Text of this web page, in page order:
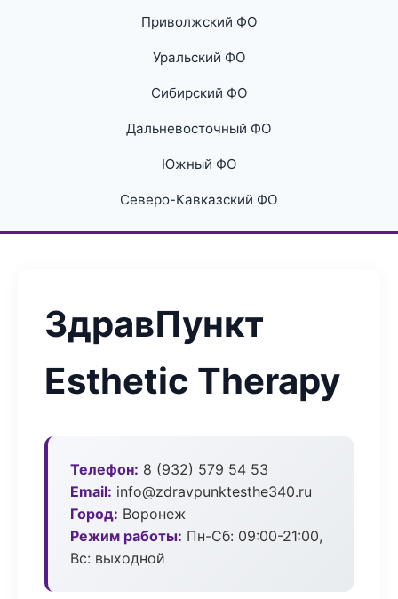
Приволжский ФО
Уральский ФО
Сибирский ФО
Дальневосточный ФО
Южный ФО
Северо-Кавказский ФО
ЗдравПункт
Esthetic Therapy
Телефон: 8 (932) 579 54 53
Email: info@zdravpunktesthe340.ru
Город: Воронеж
Режим работы: Пн-Сб: 09:00-21:00,
Вс: выходной